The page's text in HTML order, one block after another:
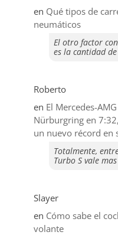
en Qué tipos de
neumáticos
El otro factor
es la cantidad
Roberto
en El Mercedes-
Nürburgring en
un nuevo récord en
Totalmente,
Turbo S vale
Slayer
en ​Cómo sabe el
volante